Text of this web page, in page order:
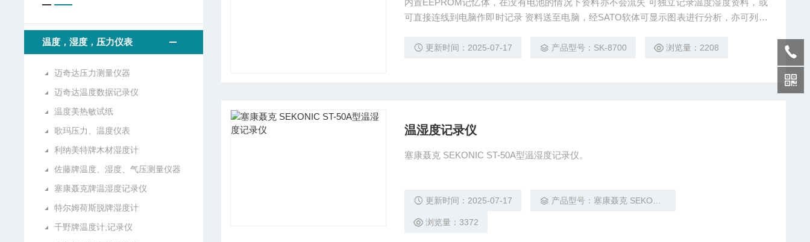
温度，湿度，压力仪表
迈奇达压力测量仪器
迈奇达温度数据记录仪
温度美热敏试纸
歌玛压力、温度仪表
利纳美特牌木材湿度计
佐藤牌温度、湿度、气压测量仪器
塞康聂克牌温湿度记录仪
特尔姆荷斯脱牌湿度计
千野牌温度计,记录仪
内置EEPROM记忆体，在没有电池的情况下资料亦不会流失 可独立记录温度湿度资料，或
可直接连线到电脑作即时记录 资料送至电脑，经SATO软体可显示图表进行分析，亦可列印
换式探棒，有标准式及延长式可选择
更新时间：2025-07-17 产品型号：SK-8700 浏览量：2208
温湿度记录仪
塞康聂克 SEKONIC ST-50A型温湿度记录仪。
更新时间：2025-07-17 产品型号：塞康聂克 SEKONIC ST-50A型
浏览量：3372